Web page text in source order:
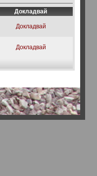
Докладвай
Докладвай
Докладвай